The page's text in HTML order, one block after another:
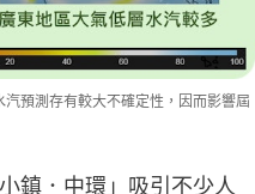
預測存有較大不確定性，因而影響屆
．中環」吸引不少人